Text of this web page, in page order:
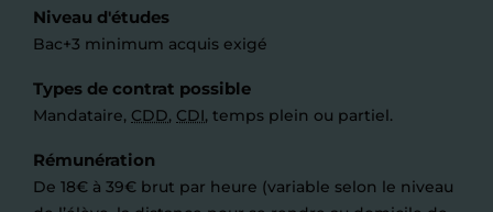
Niveau d'études
Bac+3 minimum acquis exigé
Types de contrat possible
Mandataire, CDD, CDI, temps plein ou partiel.
Rémunération
De 18€ à 39€ brut par heure (variable selon le niveau